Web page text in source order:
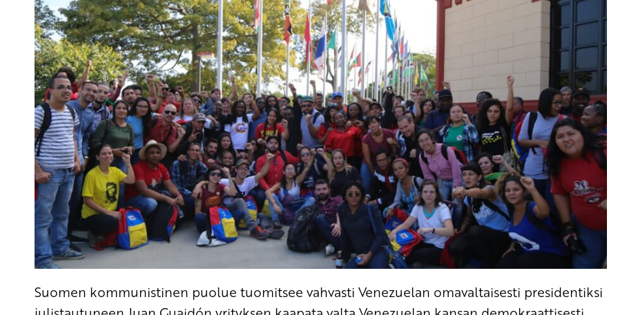
Suomen kommunistinen puolue tuomitsee vahvasti Venezuelan omavaltaisesti presidentiksi